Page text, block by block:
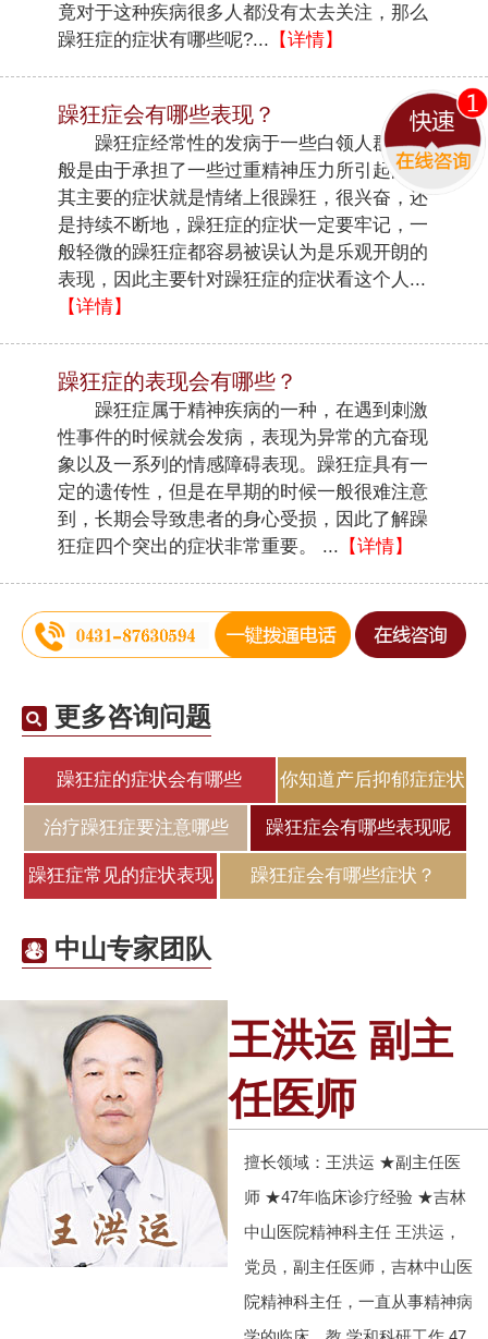
竟对于这种疾病很多人都没有太去关注，那么
躁狂症的症状有哪些呢?... 【详情】
躁狂症会有哪些表现？
躁狂症经常性的发病于一些白领人群，一
般是由于承担了一些过重精神压力所引起的，
其主要的症状就是情绪上很躁狂，很兴奋，还
是持续不断地，躁狂症的症状一定要牢记，一
般轻微的躁狂症都容易被误认为是乐观开朗的
表现，因此主要针对躁狂症的症状看这个人...
【详情】
躁狂症的表现会有哪些？
躁狂症属于精神疾病的一种，在遇到刺激
性事件的时候就会发病，表现为异常的亢奋现
象以及一系列的情感障碍表现。躁狂症具有一
定的遗传性，但是在早期的时候一般很难注意
到，长期会导致患者的身心受损，因此了解躁
狂症四个突出的症状非常重要。 ... 【详情】
更多咨询问题
躁狂症的症状会有哪些 你知道产后抑郁症症状
治疗躁狂症要注意哪些 躁狂症会有哪些表现呢
躁狂症常见的症状表现 躁狂症会有哪些症状？
中山专家团队
王洪运 副主
任医师
擅长领域：王洪运 ★副主任医
师 ★47年临床诊疗经验 ★吉林
中山医院精神科主任 王洪运，
党员，副主任医师，吉林中山医
院精神科主任，一直从事精神病